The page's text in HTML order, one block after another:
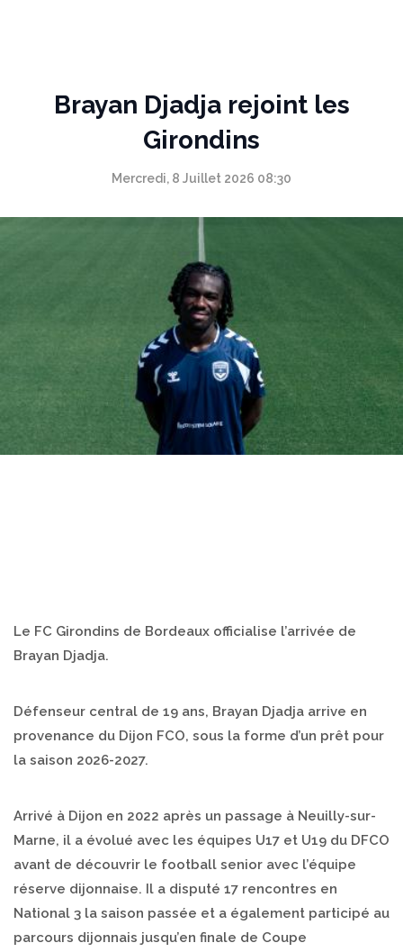
Brayan Djadja rejoint les
Girondins
Mercredi, 8 Juillet 2026 08:30
Le FC Girondins de Bordeaux officialise l’arrivée de
Brayan Djadja.
Défenseur central de 19 ans, Brayan Djadja arrive en
provenance du Dijon FCO, sous la forme d’un prêt pour
la saison 2026-2027.
Arrivé à Dijon en 2022 après un passage à Neuilly-sur-
Marne, il a évolué avec les équipes U17 et U19 du DFCO
avant de découvrir le football senior avec l’équipe
réserve dijonnaise. Il a disputé 17 rencontres en
National 3 la saison passée et a également participé au
parcours dijonnais jusqu’en finale de Coupe